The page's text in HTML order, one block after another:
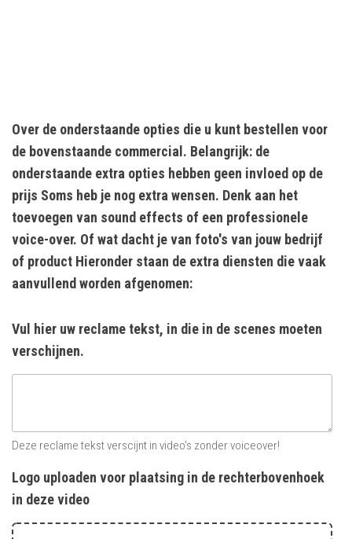
Over de onderstaande opties die u kunt bestellen voor
de bovenstaande commercial. Belangrijk: de
onderstaande extra opties hebben geen invloed op de
prijs Soms heb je nog extra wensen. Denk aan het
toevoegen van sound effects of een professionele
voice-over. Of wat dacht je van foto's van jouw bedrijf
of product Hieronder staan de extra diensten die vaak
aanvullend worden afgenomen:
Vul hier uw reclame tekst, in die in de scenes moeten
verschijnen.
Deze reclame tekst verscijnt in video's zonder voiceover!
Logo uploaden voor plaatsing in de rechterbovenhoek
in deze video